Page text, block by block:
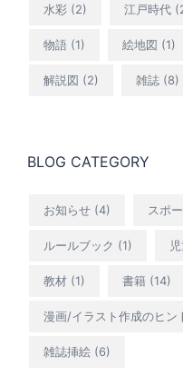
水彩 (2) 江戸時代
物語 (1) 絵地図 (1)
解説図 (2) 雑誌 (8)
BLOG CATEGORY
お知らせ (4) スポ
ルールブック (1)
教材 (1) 書籍 (14)
漫画/イラスト作成のヒン
雑誌挿絵 (6)